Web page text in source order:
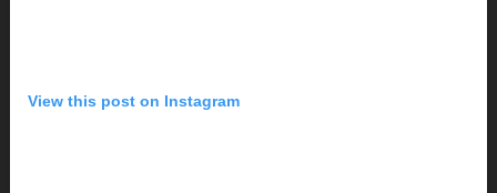
View this post on Instagram